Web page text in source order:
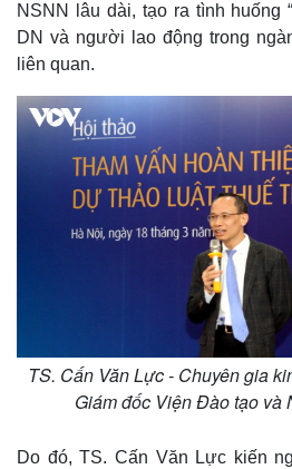
NSNN lâu dài, tạo ra tình huống
DN và người lao động trong
liên quan.
TS. Cấn Văn Lực - Chuyên gia
Giám đốc Viện Đào tạo và
Do đó, TS. Cấn Văn Lực kiến